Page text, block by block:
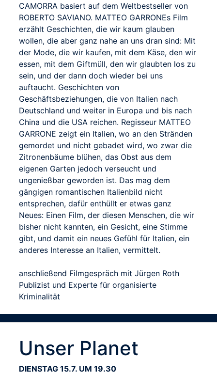
CAMORRA basiert auf dem Weltbestseller von
ROBERTO SAVIANO. MATTEO GARRONEs Film
erzählt Geschichten, die wir kaum glauben
wollen, die aber ganz nahe an uns dran sind: Mit
der Mode, die wir kaufen, mit dem Käse, den wir
essen, mit dem Giftmüll, den wir glaubten los zu
sein, und der dann doch wieder bei uns
auftaucht. Geschichten von
Geschäftsbeziehungen, die von Italien nach
Deutschland und weiter in Europa und bis nach
China und die USA reichen. Regisseur MATTEO
GARRONE zeigt ein Italien, wo an den Stränden
gemordet und nicht gebadet wird, wo zwar die
Zitronenbäume blühen, das Obst aus dem
eigenen Garten jedoch verseucht und
ungenießbar geworden ist. Das mag dem
gängigen romantischen Italienbild nicht
entsprechen, dafür enthüllt er etwas ganz
Neues: Einen Film, der diesen Menschen, die wir
bisher nicht kannten, ein Gesicht, eine Stimme
gibt, und damit ein neues Gefühl für Italien, ein
anderes Interesse an Italien, vermittelt.
anschließend Filmgespräch mit Jürgen Roth
Publizist und Experte für organisierte
Kriminalität
Unser Planet
DIENSTAG 15.7. UM 19.30